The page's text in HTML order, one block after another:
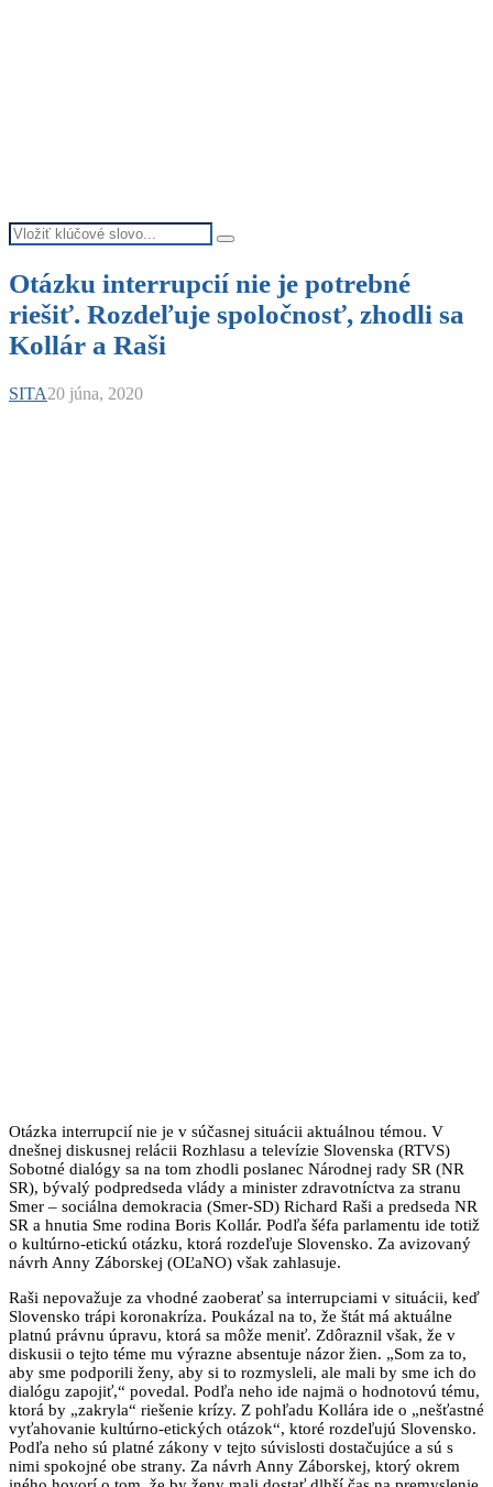
Search
for:
Search
Otázku interrupcií nie je potrebné
riešiť. Rozdeľuje spoločnosť, zhodli sa
Kollár a Raši
SITA20 júna, 2020
Otázka interrupcií nie je v súčasnej situácii aktuálnou témou. V
dnešnej diskusnej relácii Rozhlasu a televízie Slovenska (RTVS)
Sobotné dialógy sa na tom zhodli poslanec Národnej rady SR (NR
SR), bývalý podpredseda vlády a minister zdravotníctva za stranu
Smer – sociálna demokracia (Smer-SD) Richard Raši a predseda NR
SR a hnutia Sme rodina Boris Kollár. Podľa šéfa parlamentu ide totiž
o kultúrno-etickú otázku, ktorá rozdeľuje Slovensko. Za avizovaný
návrh Anny Záborskej (OĽaNO) však zahlasuje.
Raši nepovažuje za vhodné zaoberať sa interrupciami v situácii, keď
Slovensko trápi koronakríza. Poukázal na to, že štát má aktuálne
platnú právnu úpravu, ktorá sa môže meniť. Zdôraznil však, že v
diskusii o tejto téme mu výrazne absentuje názor žien. „Som za to,
aby sme podporili ženy, aby si to rozmysleli, ale mali by sme ich do
dialógu zapojiť,“ povedal. Podľa neho ide najmä o hodnotovú tému,
ktorá by „zakryla“ riešenie krízy. Z pohľadu Kollára ide o „nešťastné
vyťahovanie kultúrno-etických otázok“, ktoré rozdeľujú Slovensko.
Podľa neho sú platné zákony v tejto súvislosti dostačujúce a sú s
nimi spokojné obe strany. Za návrh Anny Záborskej, ktorý okrem